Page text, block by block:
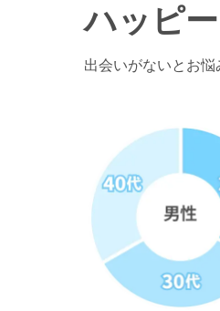
ハッピ
出会いがないとお悩